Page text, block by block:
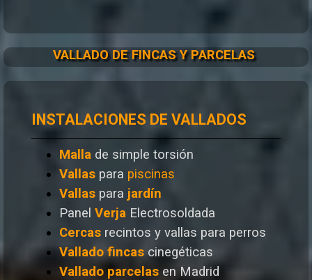
VALLADO DE FINCAS Y PARCELAS
INSTALACIONES DE VALLADOS
Malla de simple torsión
Vallas para piscinas
Vallas para jardín
Panel Verja Electrosoldada
Cercas recintos y vallas para perros
Vallado fincas cinegéticas
Vallado parcelas en Madrid